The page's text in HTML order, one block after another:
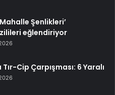
Şenlikleri’
eğlendiriyor
Cip Çarpışması: 6 Yaralı